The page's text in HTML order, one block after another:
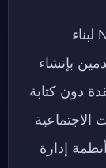
تُعتبر Bubble من أشهر منصات No-code لبناء
بإنشاء
دون كتابة
إدارة